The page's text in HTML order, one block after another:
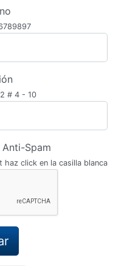
# 4 - 10
Spam
haz click en la casilla blanca